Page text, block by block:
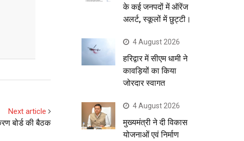
Next article
बोर्ड की बैठक
के कई जनपदों में ऑरेंज
अलर्ट, स्कूलों में छुट्टी।
4 August 2026
हरिद्वार में सीएम धामी ने
कावड़ियों का किया
जोरदार स्वागत
4 August 2026
मुख्यमंत्री ने दी विकास
योजनाओं एवं निर्माण